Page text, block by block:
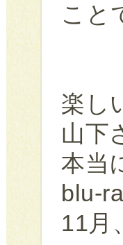
こと
楽し
山下
本当
blu-
11月